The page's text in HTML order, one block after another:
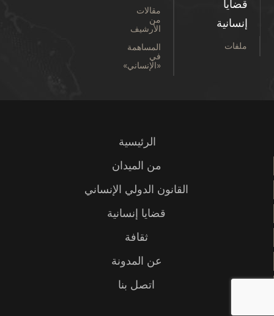
قضايا
إنسانية
ملفات
مقالات
من
الأرشيف
المساهمة
في
«الإنساني»
الرئيسية
من الميدان
القانون الدولي الإنساني
قضايا إنسانية
ثقافة
عن المدونة
اتصل بنا